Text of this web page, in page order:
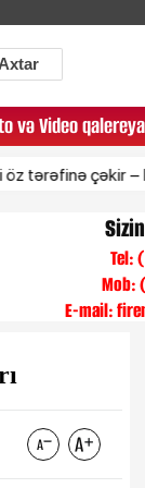
Axtar
və Video qalereya
çəkir – Bakı
Tel:
Mob:
E-mail: